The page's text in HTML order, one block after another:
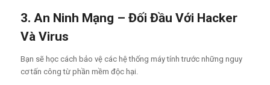
3. An Ninh Mạng – Đối Đầu Với Hacker
Và Virus
Bạn sẽ học cách bảo vệ các hệ thống máy tính trước những nguy
cơ tấn công từ phần mềm độc hại.